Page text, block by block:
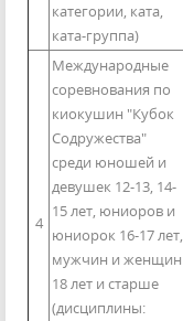
категории, ката,
ката-группа)
4
Международные
соревнования по
киокушин "Кубок
Содружества"
среди юношей и
девушек 12-13, 14-
15 лет, юниоров и
юниорок 16-17 лет,
мужчин и женщин
18 лет и старше
(дисциплины: